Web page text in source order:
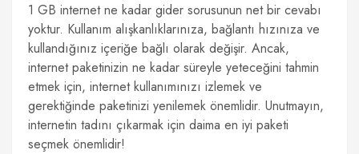
1 GB internet ne kadar gider sorusunun net bir cevabı
yoktur. Kullanım alışkanlıklarınıza, bağlantı hızınıza ve
kullandığınız içeriğe bağlı olarak değişir. Ancak,
internet paketinizin ne kadar süreyle yeteceğini tahmin
etmek için, internet kullanımınızı izlemek ve
gerektiğinde paketinizi yenilemek önemlidir. Unutmayın,
internetin tadını çıkarmak için daima en iyi paketi
seçmek önemlidir!